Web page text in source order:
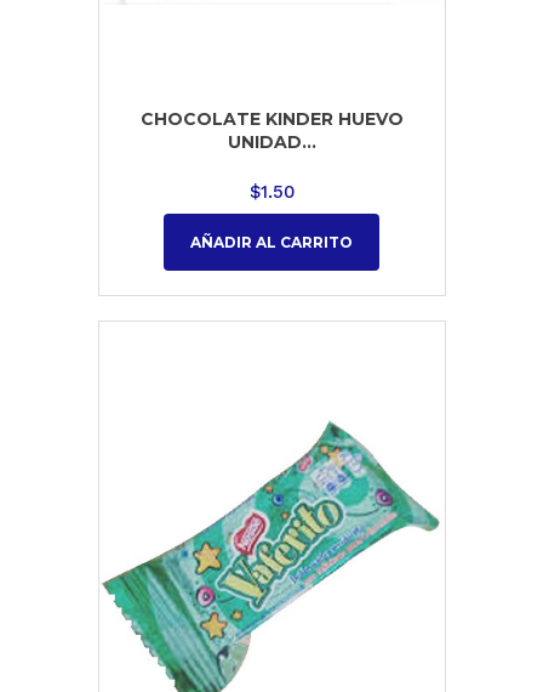
CHOCOLATE KINDER HUEVO
UNIDAD...
$1.50
AÑADIR AL CARRITO